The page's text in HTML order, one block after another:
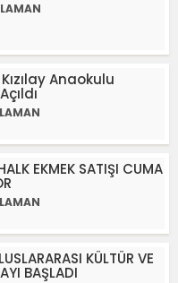
Anaokulu
EKMEK SATIŞI CUMA
KÜLTÜR VE
BAŞLADI